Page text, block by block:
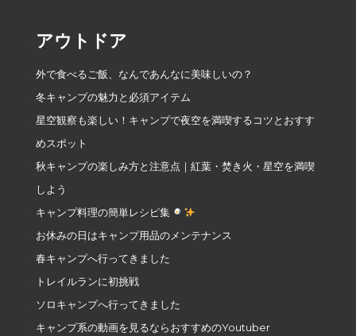
アウトドア
外で食べるご飯、なんであんなに美味しいの？
冬キャンプの魅力と必須アイテム
星空観察も楽しい！キャンプで夜空を満喫するコツとおすす
めスポット
秋キャンプの楽しみ方と注意点｜紅葉・焚き火・星空を満喫
しよう
キャンプ料理の簡単レシピ集
お休みの日はキャンプ用品のメンテナンス
春キャンプへ行ってきました
トレイルランに初挑戦
ソロキャンプへ行ってきました
キャンプ系の動画を見るならおすすめのYoutuber